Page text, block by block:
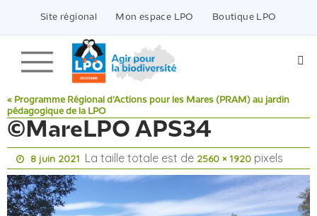
contenu
Site régional Mon espace LPO Boutique LPO
« Programme Régional d’Actions pour les Mares (PRAM) au jardin
pédagogique de la LPO
©MareLPO APS34
8 juin 2021 La taille totale est de 2560 × 1920 pixels